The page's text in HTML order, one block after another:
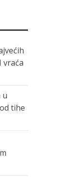
vraća
u
tihe